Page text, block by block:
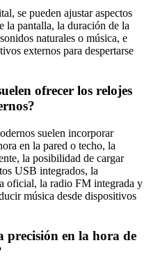
se pueden ajustar aspectos
la pantalla, la duración de la
naturales o música, e
externos para despertarse
ofrecer los relojes
suelen incorporar
en la pared o techo, la
la posibilidad de cargar
USB integrados, la
oficial, la radio FM integrada y
música desde dispositivos
precisión en la hora de